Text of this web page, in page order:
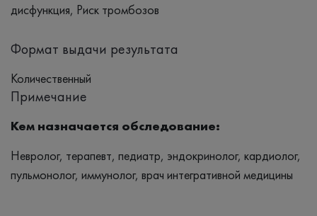
дисфункция, Риск тромбозов
Формат выдачи результата
Количественный
Примечание
Кем назначается обследование:
Невролог, терапевт, педиатр, эндокринолог, кардиолог,
пульмонолог, иммунолог, врач интегративной медицины